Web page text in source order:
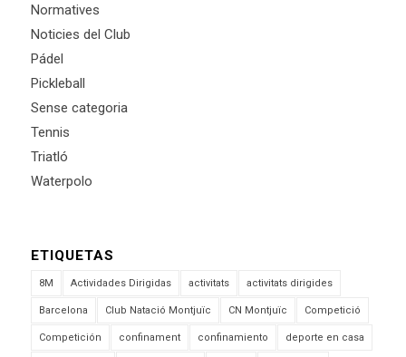
Normatives
Noticies del Club
Pádel
Pickleball
Sense categoria
Tennis
Triatló
Waterpolo
ETIQUETAS
8M Actividades Dirigidas activitats activitats dirigides
Barcelona Club Natació Montjuïc CN Montjuïc Competició
Competición confinament confinamiento deporte en casa